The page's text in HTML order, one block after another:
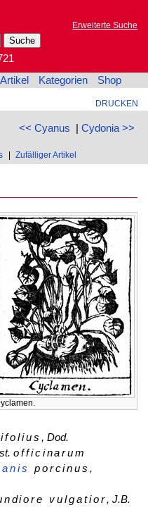
Erweiterte Suche
Kategorien Shop
DRUCKEN
<< Cyanus | Cydonia >>
Zufälliger Artikel
, Dod.
officinarum
porcinus,
vulgatior, J.B.